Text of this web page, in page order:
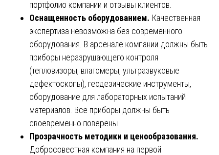
портфолио компании и отзывы клиентов.
Оснащенность оборудованием. Качественная
экспертиза невозможна без современного
оборудования. В арсенале компании должны быть
приборы неразрушающего контроля
(тепловизоры, влагомеры, ультразвуковые
дефектоскопы), геодезические инструменты,
оборудование для лабораторных испытаний
материалов. Все приборы должны быть
своевременно поверены.
Прозрачность методики и ценообразования.
Добросовестная компания на первой